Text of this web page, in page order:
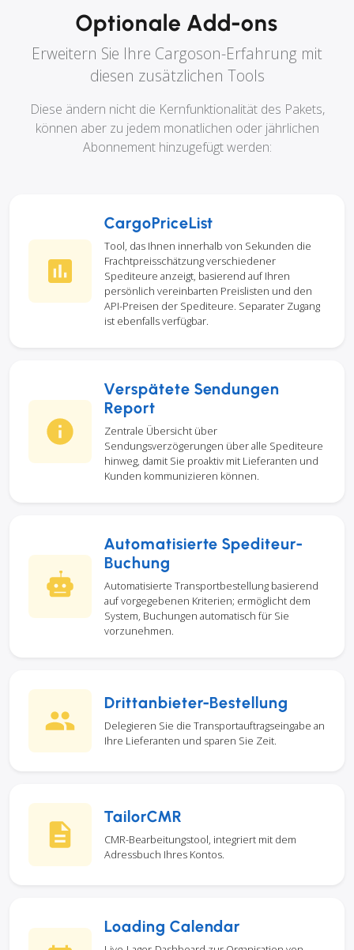
Optionale Add-ons
Erweitern Sie Ihre Cargoson-Erfahrung mit
diesen zusätzlichen Tools
Diese ändern nicht die Kernfunktionalität des Pakets,
können aber zu jedem monatlichen oder jährlichen
Abonnement hinzugefügt werden:
CargoPriceList
Tool, das Ihnen innerhalb von Sekunden die
Frachtpreisschätzung verschiedener
Spediteure anzeigt, basierend auf Ihren
persönlich vereinbarten Preislisten und den
API-Preisen der Spediteure. Separater Zugang
ist ebenfalls verfügbar.
Verspätete Sendungen
Report
Zentrale Übersicht über
Sendungsverzögerungen über alle Spediteure
hinweg, damit Sie proaktiv mit Lieferanten und
Kunden kommunizieren können.
Automatisierte Spediteur-
Buchung
Automatisierte Transportbestellung basierend
auf vorgegebenen Kriterien; ermöglicht dem
System, Buchungen automatisch für Sie
vorzunehmen.
Drittanbieter-Bestellung
Delegieren Sie die Transportauftragseingabe an
Ihre Lieferanten und sparen Sie Zeit.
TailorCMR
CMR-Bearbeitungstool, integriert mit dem
Adressbuch Ihres Kontos.
Loading Calendar